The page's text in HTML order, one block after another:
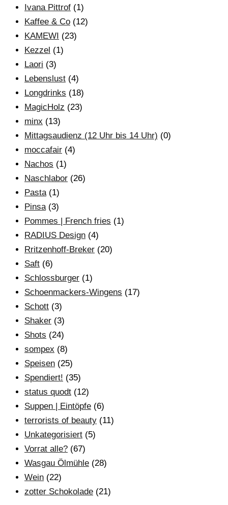
Ivana Pittrof (1)
Kaffee & Co (12)
KAMEWI (23)
Kezzel (1)
Laori (3)
Lebenslust (4)
Longdrinks (18)
MagicHolz (23)
minx (13)
Mittagsaudienz (12 Uhr bis 14 Uhr) (0)
moccafair (4)
Nachos (1)
Naschlabor (26)
Pasta (1)
Pinsa (3)
Pommes | French fries (1)
RADIUS Design (4)
Rritzenhoff-Breker (20)
Saft (6)
Schlossburger (1)
Schoenmackers-Wingens (17)
Schott (3)
Shaker (3)
Shots (24)
sompex (8)
Speisen (25)
Spendiert! (35)
status quodt (12)
Suppen | Eintöpfe (6)
terrorists of beauty (11)
Unkategorisiert (5)
Vorrat alle? (67)
Wasgau Ölmühle (28)
Wein (22)
zotter Schokolade (21)